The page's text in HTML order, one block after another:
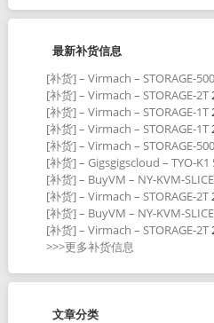
最新补货信息
[补货] – Virmach – STORAGE-
[补货] – Virmach – STORAGE-2T
[补货] – Virmach – STORAGE-1T
[补货] – Virmach – STORAGE-1T
[补货] – Virmach – STORAGE-
[补货] – Gigsgigscloud – TYO-K1
[补货] – BuyVM – NY-KVM-
[补货] – Virmach – STORAGE-2T
[补货] – BuyVM – NY-KVM-
[补货] – Virmach – STORAGE-2T
>>>更多补货信息
文章分类